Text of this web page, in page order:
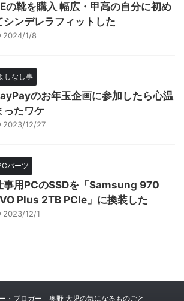
の靴を購入 幅広・甲高の自分に初め
シンデレラフィットした
2024/1/8
しなし事
のお年玉企画に参加したら心温
ったワケ
2023/12/27
パーツ
事用PCのSSDを「Samsung 970
Plus 2TB PCIe」に換装した
2023/12/1
・ブロガー 奥野 大児の気になるものごと